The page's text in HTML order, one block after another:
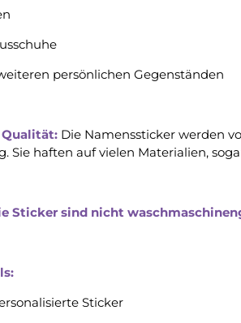
persönlichen Gegenständen
Die Namenssticker werden
Sie haften auf vielen Materialien,
Sticker sind nicht
Sticker